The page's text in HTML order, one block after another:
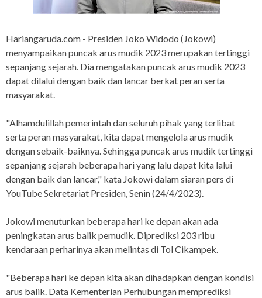
Hariangaruda.com - Presiden Joko Widodo (Jokowi)
menyampaikan puncak arus mudik 2023 merupakan tertinggi
sepanjang sejarah. Dia mengatakan puncak arus mudik 2023
dapat dilalui dengan baik dan lancar berkat peran serta
masyarakat.
"Alhamdulillah pemerintah dan seluruh pihak yang terlibat
serta peran masyarakat, kita dapat mengelola arus mudik
dengan sebaik-baiknya. Sehingga puncak arus mudik tertinggi
sepanjang sejarah beberapa hari yang lalu dapat kita lalui
dengan baik dan lancar," kata Jokowi dalam siaran pers di
YouTube Sekretariat Presiden, Senin (24/4/2023).
Jokowi menuturkan beberapa hari ke depan akan ada
peningkatan arus balik pemudik. Diprediksi 203 ribu
kendaraan perharinya akan melintas di Tol Cikampek.
"Beberapa hari ke depan kita akan dihadapkan dengan kondisi
arus balik. Data Kementerian Perhubungan memprediksi